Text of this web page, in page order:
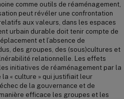
comme outils de réaménagement,
peut révéler une confrontation
aux valeurs, dans les espaces
urbain durable doit tenir compte de
et l’absence de
des groupes, des (sous)cultures et
relationnelle. Les effets
initiatives de réaménagement par la
« culture » qui justifiait leur
de la gouvernance et de
efficace les groupes et les